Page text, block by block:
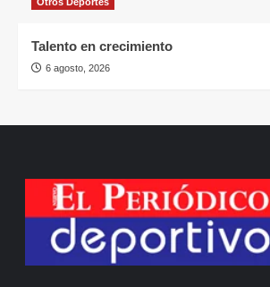
Talento en crecimiento
6 agosto, 2026